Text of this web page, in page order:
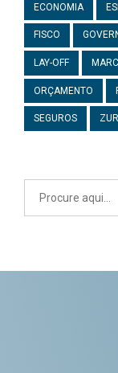
ECONOMIA
FISCO
LAY-OFF
ORÇAMENTO
SEGUROS